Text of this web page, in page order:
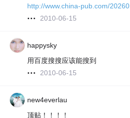
http://www.china-pub.com/20260
2010-06-15
happysky
用百度搜搜应该能搜到
2010-06-15
new4everlau
顶贴！！！！